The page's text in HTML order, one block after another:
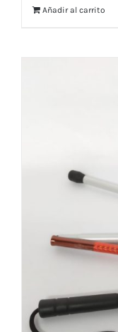
Añadir al carrito